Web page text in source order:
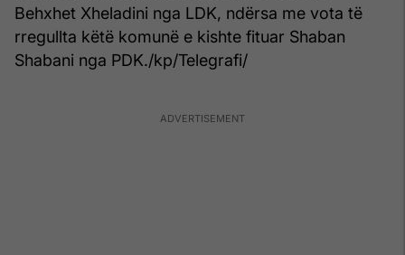
Behxhet Xheladini nga LDK, ndërsa me vota të
rregullta këtë komunë e kishte fituar Shaban
Shabani nga PDK./kp/Telegrafi/